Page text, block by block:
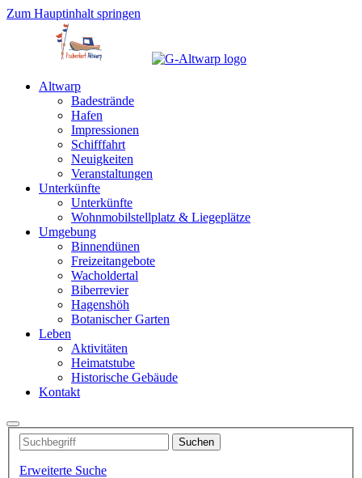
Zum Hauptinhalt springen
Altwarp
Badestrände
Hafen
Impressionen
Schifffahrt
Neuigkeiten
Veranstaltungen
Unterkünfte
Unterkünfte
Wohnmobilstellplatz & Liegeplätze
Umgebung
Binnendünen
Freizeitangebote
Wacholdertal
Biberrevier
Hagenshöh
Botanischer Garten
Leben
Aktivitäten
Heimatstube
Historische Gebäude
Kontakt
Erweiterte Suche